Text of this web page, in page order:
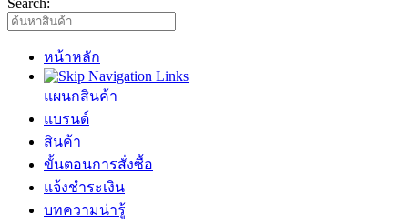
Search:
หน้าหลัก
แผนกสินค้า
แบรนด์
สินค้า
ขั้นตอนการสั่งซื้อ
แจ้งชำระเงิน
บทความน่ารู้